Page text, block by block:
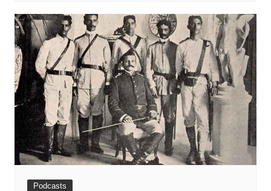
Podcasts